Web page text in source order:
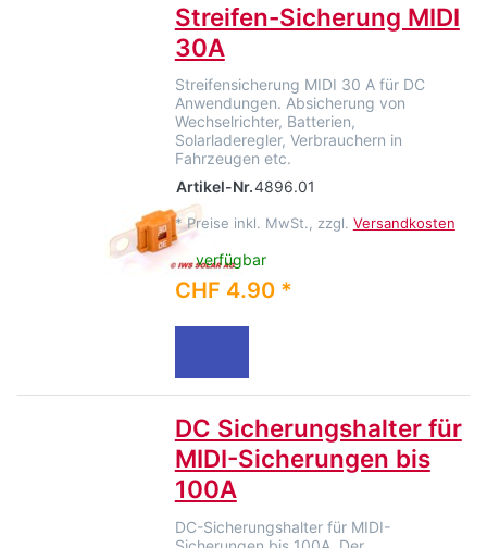
Streifen-Sicherung MIDI
30A
Streifensicherung MIDI 30 A für DC
Anwendungen. Absicherung von
Wechselrichter, Batterien,
Solarladeregler, Verbrauchern in
Fahrzeugen etc.
Artikel-Nr.4896.01
* Preise inkl. MwSt., zzgl. Versandkosten
verfügbar
CHF 4.90 *
DC Sicherungshalter für
MIDI-Sicherungen bis
100A
DC-Sicherungshalter für MIDI-